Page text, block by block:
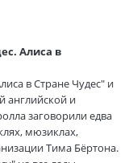
Алиса в
в Стране Чудес" и
английской и
заговорили едва
мюзиклах,
Тима Бёртона.